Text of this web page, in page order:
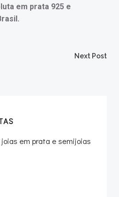
em prata 925 e
Next Post
em prata e semijoias